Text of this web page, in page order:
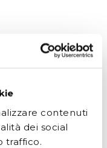
contenuti
dei social
traffico.